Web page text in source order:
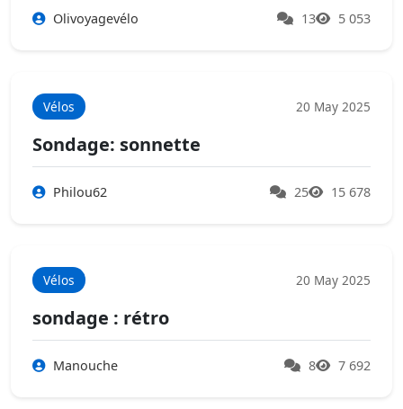
Olivoyagevélo 13 5 053
Vélos 20 May 2025
Sondage: sonnette
Philou62 25 15 678
Vélos 20 May 2025
sondage : rétro
Manouche 8 7 692